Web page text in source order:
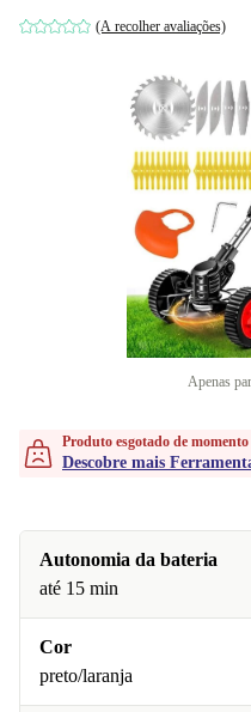
(A recolher avaliações)
Apenas
Produto esgotado de momento
Descobre mais
Autonomia da bateria
até 15 min
Cor
preto/laranja